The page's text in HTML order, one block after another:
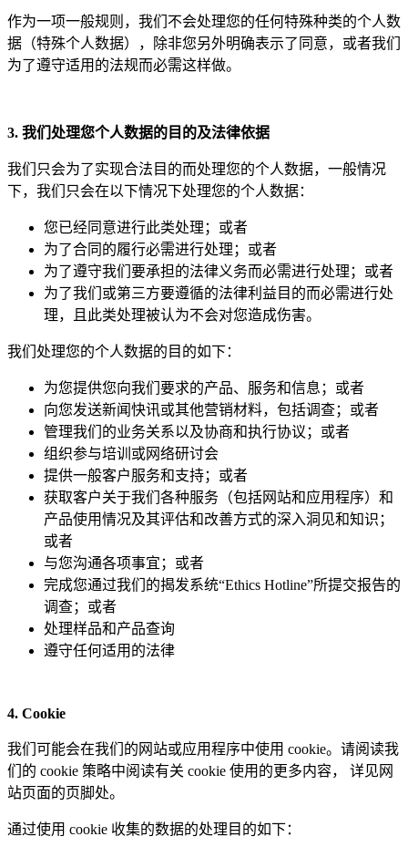
作为一项一般规则，我们不会处理您的任何特殊种类的个人数
据（特殊个人数据），除非您另外明确表示了同意，或者我们
为了遵守适用的法规而必需这样做。
3. 我们处理您个人数据的目的及法律依据
我们只会为了实现合法目的而处理您的个人数据，一般情况
下，我们只会在以下情况下处理您的个人数据：
您已经同意进行此类处理；或者
为了合同的履行必需进行处理；或者
为了遵守我们要承担的法律义务而必需进行处理；或者
为了我们或第三方要遵循的法律利益目的而必需进行处
理，且此类处理被认为不会对您造成伤害。
我们处理您的个人数据的目的如下：
为您提供您向我们要求的产品、服务和信息；或者
向您发送新闻快讯或其他营销材料，包括调查；或者
管理我们的业务关系以及协商和执行协议；或者
组织参与培训或网络研讨会
提供一般客户服务和支持；或者
获取客户关于我们各种服务（包括网站和应用程序）和
产品使用情况及其评估和改善方式的深入洞见和知识；
或者
与您沟通各项事宜；或者
完成您通过我们的揭发系统“Ethics Hotline”所提交报告的
调查；或者
处理样品和产品查询
遵守任何适用的法律
4. Cookie
我们可能会在我们的网站或应用程序中使用 cookie。请阅读我
们的 cookie 策略中阅读有关 cookie 使用的更多内容， 详见网
站页面的页脚处。
通过使用 cookie 收集的数据的处理目的如下：